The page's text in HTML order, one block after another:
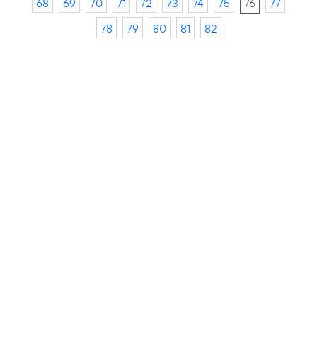
68
69 70 71 72 73 74 75 76
77
78
79 80 81 82